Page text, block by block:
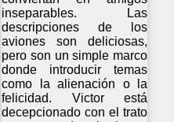
inseparables. Las
descripciones de los
aviones son deliciosas,
pero son un simple marco
donde introducir temas
como la alienación o la
felicidad. Victor está
decepcionado con el trato